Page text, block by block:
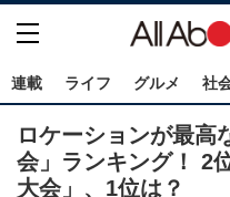
連載 ライフ グルメ 社
ロケーションが最高
会」ランキング！ 2
大会」、1位は？